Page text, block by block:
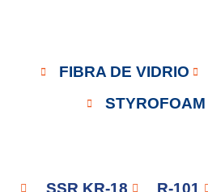
FIBRA DE VIDRIO
STYROFOAM
SSR KR-18 R-101